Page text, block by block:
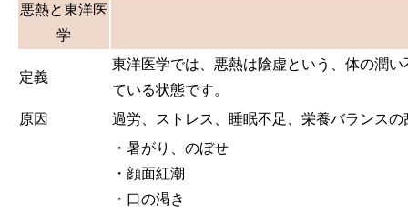
悪熱と東洋医
学
定義
東洋医学では、悪熱は陰虚という、体の潤
ている状態です。
原因
過労、ストレス、睡眠不足、栄養バランスの
・暑がり、のぼせ
・顔面紅潮
・口の渇き